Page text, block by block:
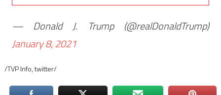
— Donald J. Trump (@realDonaldTrump)
January 8, 2021
/TVP Info, twitter/